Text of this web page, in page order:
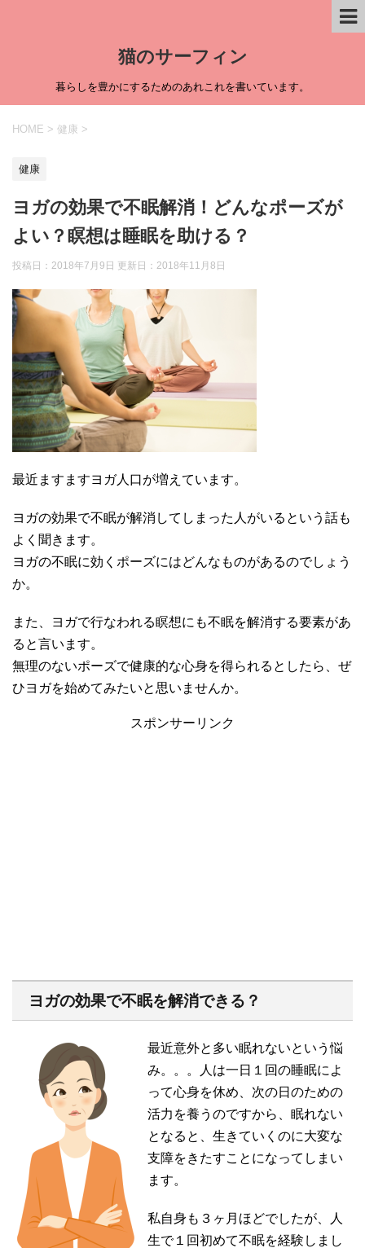
猫のサーフィン
暮らしを豊かにするためのあれこれを書いています。
HOME > 健康 >
健康
ヨガの効果で不眠解消！どんなポーズが
よい？瞑想は睡眠を助ける？
投稿日：2018年7月9日 更新日： 2018年11月8日
最近ますますヨガ人口が増えています。
ヨガの効果で不眠が解消してしまった人がいるという話も
よく聞きます。
ヨガの不眠に効くポーズにはどんなものがあるのでしょう
か。
また、ヨガで行なわれる瞑想にも不眠を解消する要素があ
ると言います。
無理のないポーズで健康的な心身を得られるとしたら、ぜ
ひヨガを始めてみたいと思いませんか。
スポンサーリンク
ヨガの効果で不眠を解消できる？
最近意外と多い眠れないという悩
み。。。人は一日１回の睡眠によ
って心身を休め、次の日のための
活力を養うのですから、眠れない
となると、生きていくのに大変な
支障をきたすことになってしまい
ます。
私自身も３ヶ月ほどでしたが、人
生で１回初めて不眠を経験しまし